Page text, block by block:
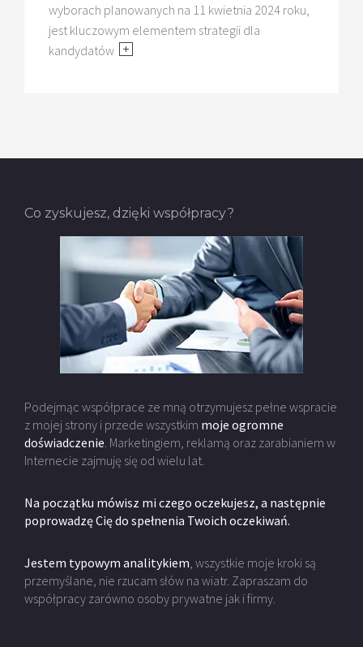
wyborach planowanych na 11 kwietnia 2024 roku,
jest kluczowym elementem strategii dla
kandydatów
Co zyskujesz, dzięki współpracy?
Podejmąc współprace ze mną otrzymujesz pełne wspracie
z mojej strony i przede wszystkim moje ogromne
doświadczenie . Marketingiem, reklamą oraz zarabianiem w
Internecie zajmuję się od wielu lat.
Na początku mówisz mi czego oczekujesz, a następnie
poprowadzę Cię do spełnenia Twoich oczekiwań.
Jestem typowym analitykiem , wszystkie moje kroki są
przemyślane, nie rzucam słów na wiatr. Zapraszam do
współpracy zarówno osoby prywatne jak i firmy.